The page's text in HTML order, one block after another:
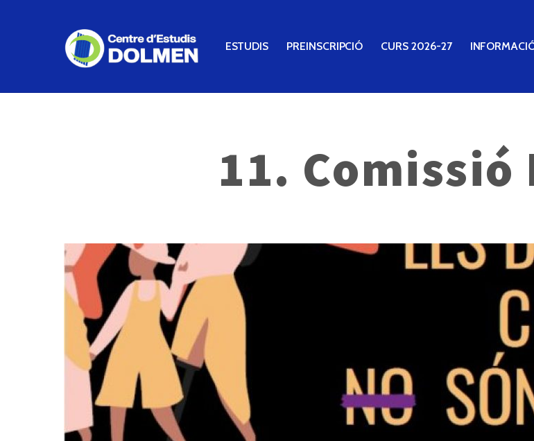
ESTUDIS PREINSCRIPCIÓ CURS 2026-27
11.